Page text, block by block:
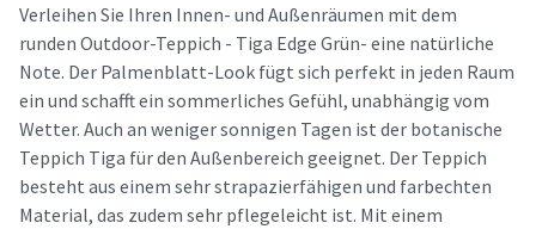
Verleihen Sie Ihren Innen- und Außenräumen mit dem
runden Outdoor-Teppich - Tiga Edge Grün- eine natürliche
Note. Der Palmenblatt-Look fügt sich perfekt in jeden Raum
ein und schafft ein sommerliches Gefühl, unabhängig vom
Wetter. Auch an weniger sonnigen Tagen ist der botanische
Teppich Tiga für den Außenbereich geeignet. Der Teppich
besteht aus einem sehr strapazierfähigen und farbechten
Material, das zudem sehr pflegeleicht ist. Mit einem